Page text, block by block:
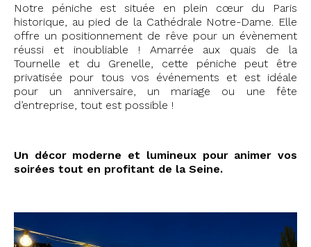
Notre péniche est située en plein cœur du Paris
historique, au pied de la Cathédrale Notre-Dame. Elle
offre un positionnement de rêve pour un évènement
réussi et inoubliable ! Amarrée aux quais de la
Tournelle et du Grenelle, cette péniche peut être
privatisée pour tous vos événements et est idéale
pour un anniversaire, un mariage ou une fête
d’entreprise, tout est possible !
Un décor moderne et lumineux pour animer vos
soirées tout en profitant de la Seine.